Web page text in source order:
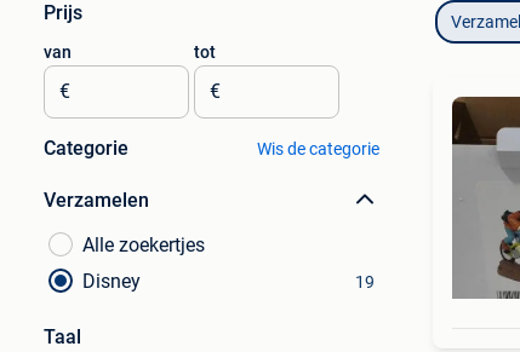
Prijs
van
€
tot
€
Categorie Wis de categorie
Verzamelen
Alle zoekertjes
Disney
19
Taal